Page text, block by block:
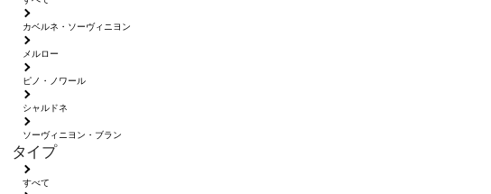
カベルネ・ソーヴィニヨン
メルロー
ピノ・ノワール
シャルドネ
ソーヴィニヨン・ブラン
タイプ
すべて